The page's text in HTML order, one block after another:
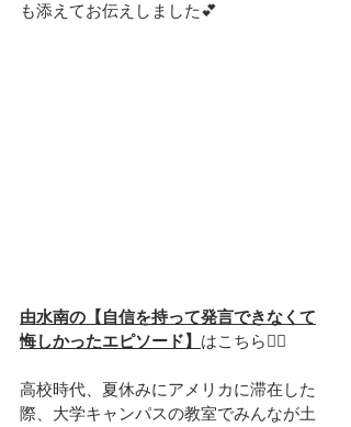
も添えてお伝えしました💕
由水南の【自信を持って発言できなくて
悔しかったエピソード】 はこちら👇🏻
高校時代、夏休みにアメリカに滞在した
際、大学キャンパスの教室でみんなが土